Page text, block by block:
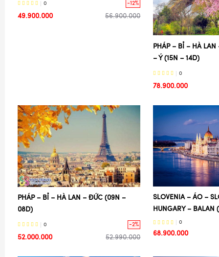
0 -12%
49.900.000 56.900.000
PHÁP – BỈ – HÀ LAN
– Ý (15N – 14D)
0
78.900.000
PHÁP – BỈ – HÀ LAN – ĐỨC (09N –
08D)
0 -2%
52.000.000 52.990.000
SLOVENIA – ÁO –
HUNGARY – BALAN
0
68.900.000